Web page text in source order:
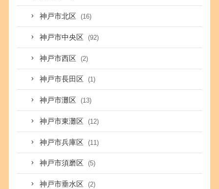
神戸市北区 (16)
神戸市中央区 (92)
神戸市西区 (2)
神戸市長田区 (1)
神戸市灘区 (13)
神戸市東灘区 (12)
神戸市兵庫区 (11)
神戸市須磨区 (5)
神戸市垂水区 (2)